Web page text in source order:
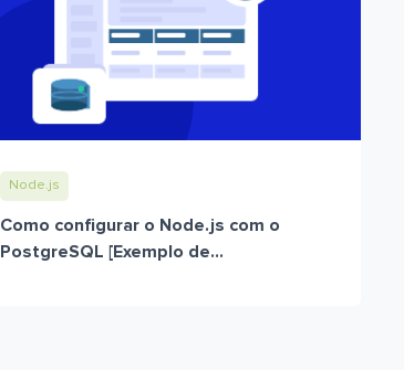
Node.js
Como configurar o Node.js com o
PostgreSQL [Exemplo de...